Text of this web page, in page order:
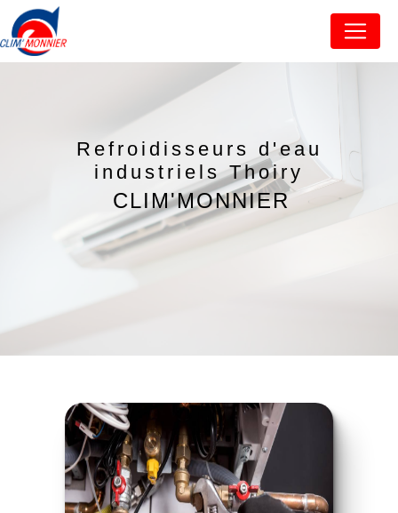
Refroidisseurs d'eau
industriels Thoiry
CLIM'MONNIER
Panneau de gestion des cookies